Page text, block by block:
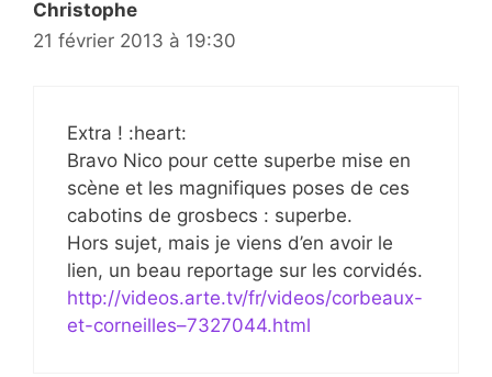
Christophe
21 février 2013 à 19:30
Extra ! :heart:
Bravo Nico pour cette superbe mise en
scène et les magnifiques poses de ces
cabotins de grosbecs : superbe.
Hors sujet, mais je viens d’en avoir le
lien, un beau reportage sur les corvidés.
http://videos.arte.tv/fr/videos/corbeaux-
et-corneilles–7327044.html